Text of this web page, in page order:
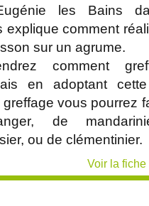
les Bains
explique comment
sur un agrume.
comment
en adoptant
vous pourrez
de
ou de clémentinier.
Voir la